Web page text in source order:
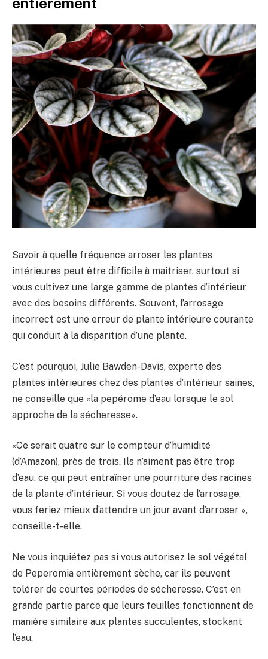
Savoir à quelle fréquence arroser les plantes
intérieures peut être difficile à maîtriser, surtout si
vous cultivez une large gamme de plantes d’intérieur
avec des besoins différents. Souvent, l’arrosage
incorrect est une erreur de plante intérieure courante
qui conduit à la disparition d’une plante.
C’est pourquoi, Julie Bawden-Davis, experte des
plantes intérieures chez des plantes d’intérieur saines,
ne conseille que «la pepérome d’eau lorsque le sol
approche de la sécheresse».
«Ce serait quatre sur le compteur d’humidité
(d’Amazon), près de trois. Ils n’aiment pas être trop
d’eau, ce qui peut entraîner une pourriture des racines
de la plante d’intérieur. Si vous doutez de l’arrosage,
vous feriez mieux d’attendre un jour avant d’arroser »,
conseille-t-elle.
Ne vous inquiétez pas si vous autorisez le sol végétal
de Peperomia entièrement sèche, car ils peuvent
tolérer de courtes périodes de sécheresse. C’est en
grande partie parce que leurs feuilles fonctionnent de
manière similaire aux plantes succulentes, stockant
l’eau.